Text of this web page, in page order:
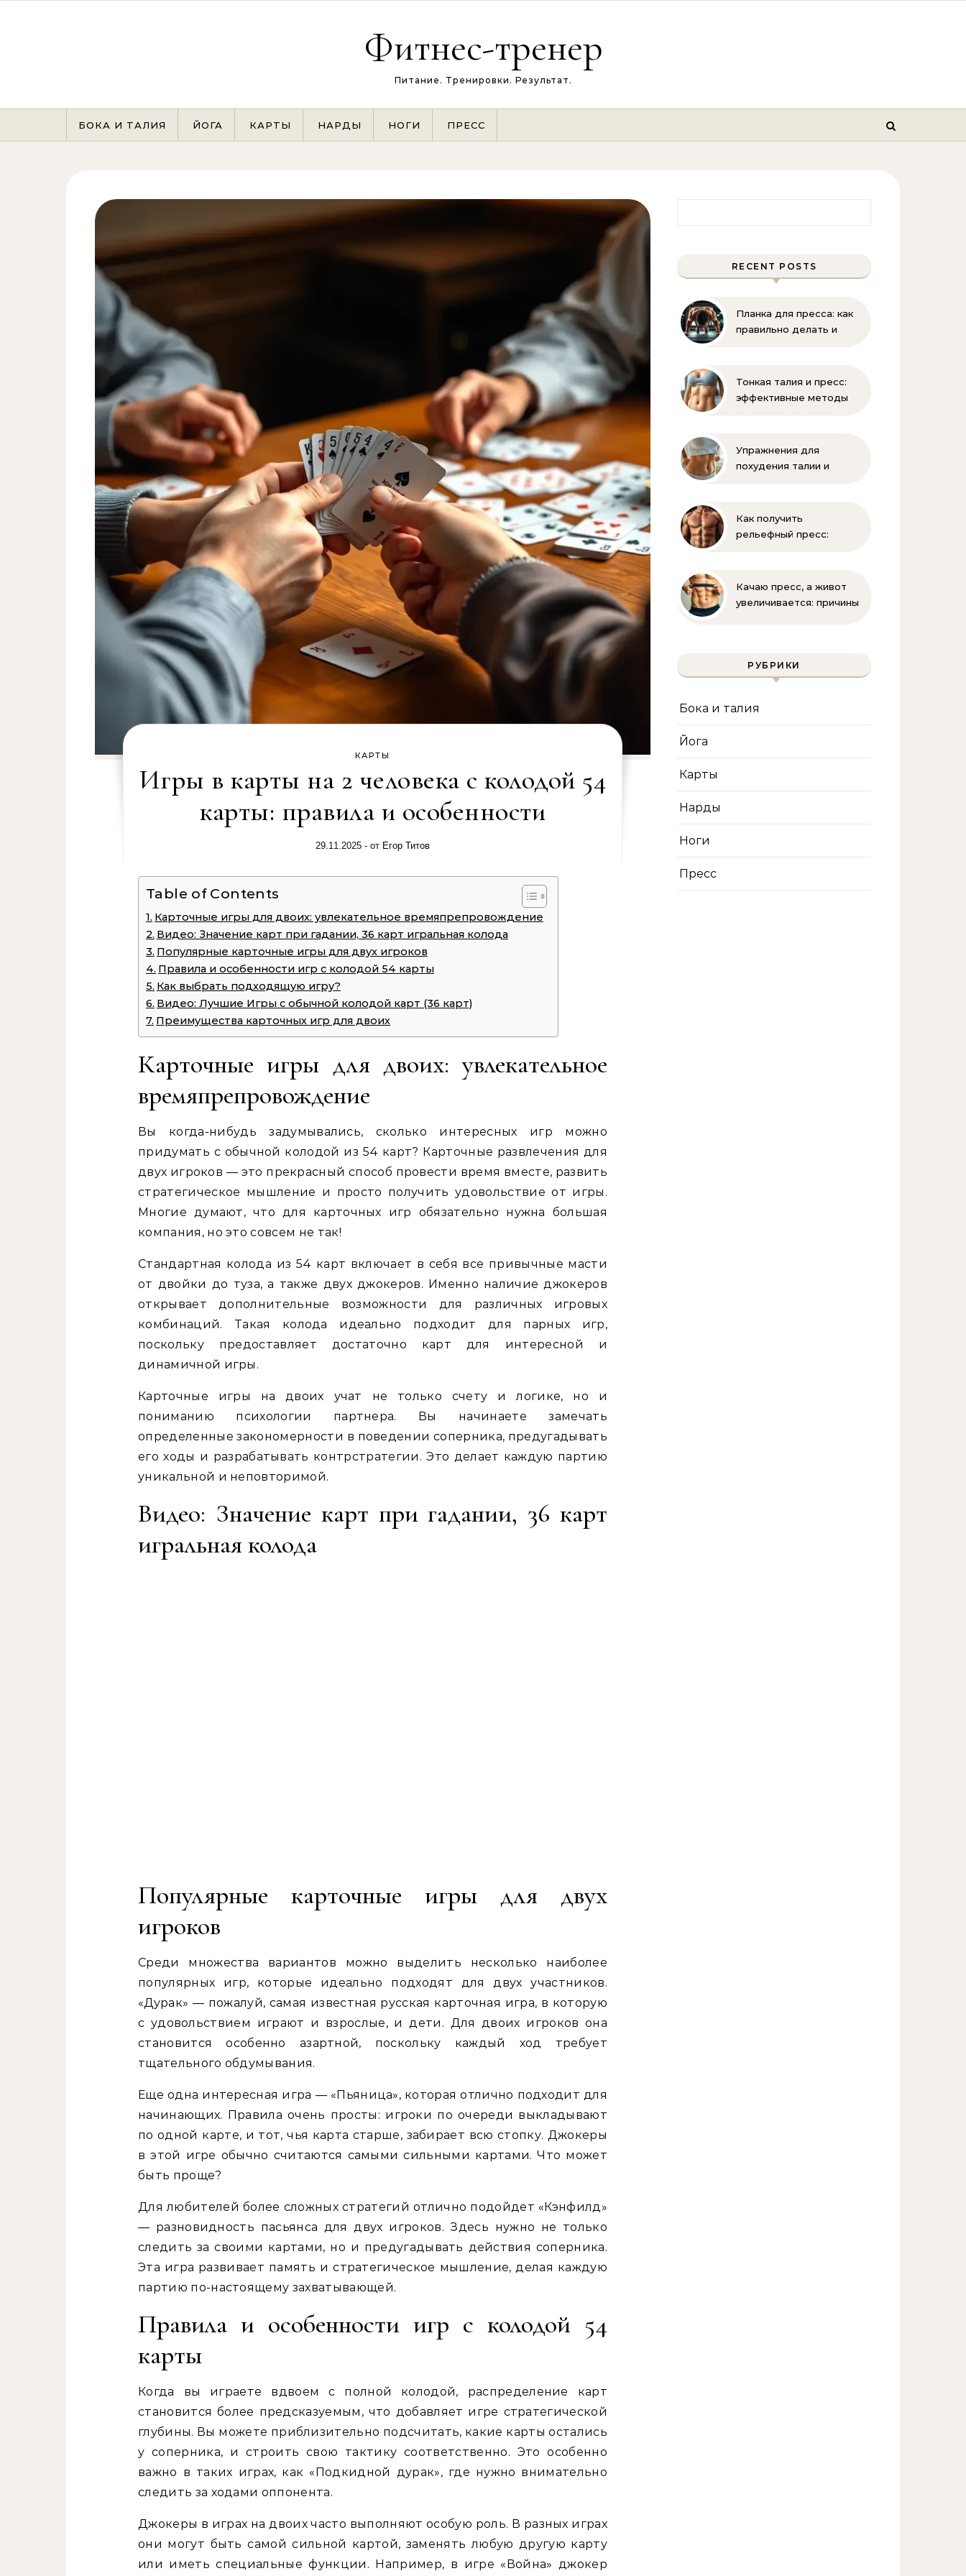
Фитнес-тренер
Питание. Тренировки. Результат.
БОКА И ТАЛИЯ ЙОГА КАРТЫ НАРДЫ НОГИ ПРЕСС
КАРТЫ
Игры в карты на 2 человека с колодой 54
карты: правила и особенности
29.11.2025 - от Егор Титов
Table of Contents
Карточные игры для двоих: увлекательное времяпрепровождение
Видео: Значение карт при гадании, 36 карт игральная колода
Популярные карточные игры для двух игроков
Правила и особенности игр с колодой 54 карты
Как выбрать подходящую игру?
Видео: Лучшие Игры с обычной колодой карт (36 карт)
Преимущества карточных игр для двоих
Карточные игры для двоих: увлекательное
времяпрепровождение
Вы когда-нибудь задумывались, сколько интересных игр можно
придумать с обычной колодой из 54 карт? Карточные развлечения для
двух игроков — это прекрасный способ провести время вместе, развить
стратегическое мышление и просто получить удовольствие от игры.
Многие думают, что для карточных игр обязательно нужна большая
компания, но это совсем не так!
Стандартная колода из 54 карт включает в себя все привычные масти
от двойки до туза, а также двух джокеров. Именно наличие джокеров
открывает дополнительные возможности для различных игровых
комбинаций. Такая колода идеально подходит для парных игр,
поскольку предоставляет достаточно карт для интересной и
динамичной игры.
Карточные игры на двоих учат не только счету и логике, но и
пониманию психологии партнера. Вы начинаете замечать
определенные закономерности в поведении соперника, предугадывать
его ходы и разрабатывать контрстратегии. Это делает каждую партию
уникальной и неповторимой.
Видео: Значение карт при гадании, 36 карт
игральная колода
Популярные карточные игры для двух
игроков
Среди множества вариантов можно выделить несколько наиболее
популярных игр, которые идеально подходят для двух участников.
«Дурак» — пожалуй, самая известная русская карточная игра, в которую
с удовольствием играют и взрослые, и дети. Для двоих игроков она
становится особенно азартной, поскольку каждый ход требует
тщательного обдумывания.
Еще одна интересная игра — «Пьяница», которая отлично подходит для
начинающих. Правила очень просты: игроки по очереди выкладывают
по одной карте, и тот, чья карта старше, забирает всю стопку. Джокеры
в этой игре обычно считаются самыми сильными картами. Что может
быть проще?
Для любителей более сложных стратегий отлично подойдет «Кэнфилд»
— разновидность пасьянса для двух игроков. Здесь нужно не только
следить за своими картами, но и предугадывать действия соперника.
Эта игра развивает память и стратегическое мышление, делая каждую
партию по-настоящему захватывающей.
Правила и особенности игр с колодой 54
карты
Когда вы играете вдвоем с полной колодой, распределение карт
становится более предсказуемым, что добавляет игре стратегической
глубины. Вы можете приблизительно подсчитать, какие карты остались
у соперника, и строить свою тактику соответственно. Это особенно
важно в таких играх, как «Подкидной дурак», где нужно внимательно
следить за ходами оппонента.
Джокеры в играх на двоих часто выполняют особую роль. В разных играх
они могут быть самой сильной картой, заменять любую другую карту
или иметь специальные функции. Например, в игре «Война» джокер
RECENT POSTS
Планка для пресса: как
правильно делать и
Тонкая талия и пресс:
эффективные методы
Упражнения для
похудения талии и
Как получить
рельефный пресс:
Качаю пресс, а живот
увеличивается: причины
РУБРИКИ
Бока и талия
Йога
Карты
Нарды
Ноги
Пресс